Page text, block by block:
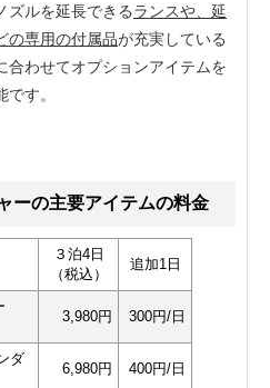
ズルを延長できるランスや、延
の専用の付属品が充実している
合わせてオプションアイテムを
す。
ーの主要アイテムの料金
３泊4日
（税込）
追加1日
3,980円 300円/日
ダ
6,980円 400円/日